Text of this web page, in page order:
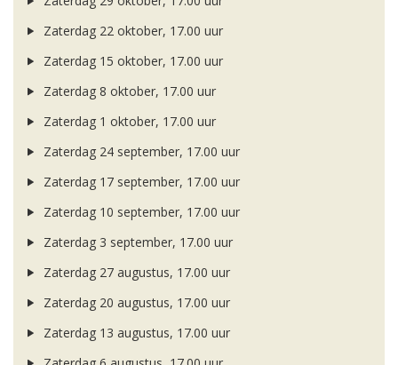
Zaterdag 22 oktober, 17.00 uur
Zaterdag 15 oktober, 17.00 uur
Zaterdag 8 oktober, 17.00 uur
Zaterdag 1 oktober, 17.00 uur
Zaterdag 24 september, 17.00 uur
Zaterdag 17 september, 17.00 uur
Zaterdag 10 september, 17.00 uur
Zaterdag 3 september, 17.00 uur
Zaterdag 27 augustus, 17.00 uur
Zaterdag 20 augustus, 17.00 uur
Zaterdag 13 augustus, 17.00 uur